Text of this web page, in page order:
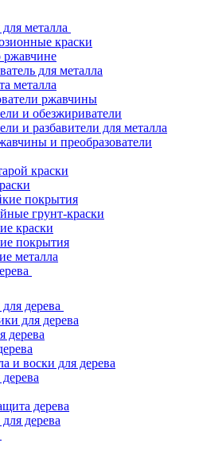
металла
краски
ржавчине
для металла
металла
ржавчины
и обезжириватели
и разбавители для металла
и преобразователи
краски
покрытия
грунт-краски
краски
покрытия
металла
дерева
для дерева
дерева
и воски для дерева
дерева
дерева